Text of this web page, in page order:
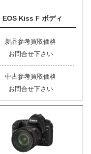
EOS Kiss F ボディ
新品参考買取価格
お問合せ下さい
中古参考買取価格
お問合せ下さい